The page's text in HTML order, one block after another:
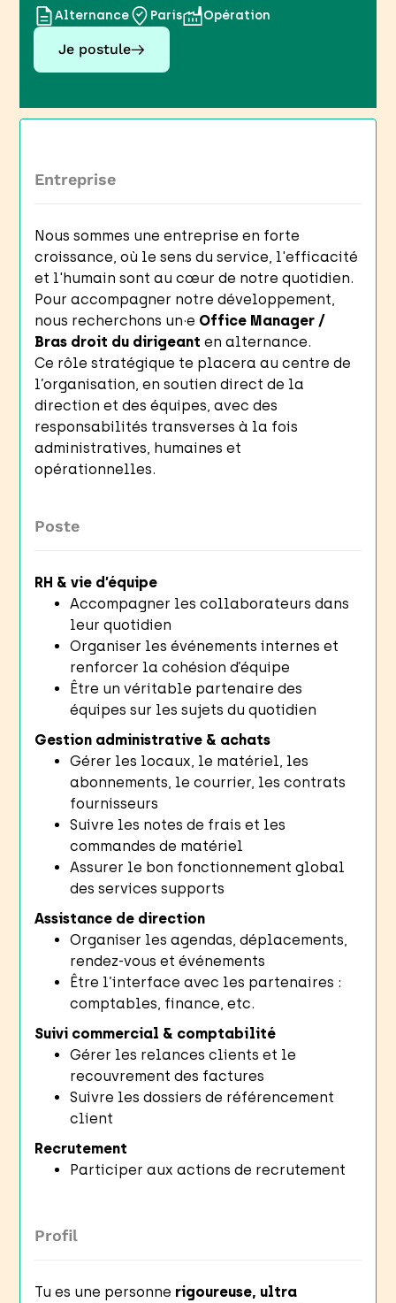
Alternance Paris Opération
Je postule
Entreprise
Nous sommes une entreprise en forte
croissance, où le sens du service, l'efficacité
et l'humain sont au cœur de notre quotidien.
Pour accompagner notre développement,
nous recherchons un·e Office Manager /
Bras droit du dirigeant en alternance.
Ce rôle stratégique te placera au centre de
l’organisation, en soutien direct de la
direction et des équipes, avec des
responsabilités transverses à la fois
administratives, humaines et
opérationnelles.
Poste
RH & vie d’équipe
Accompagner les collaborateurs dans
leur quotidien
Organiser les événements internes et
renforcer la cohésion d’équipe
Être un véritable partenaire des
équipes sur les sujets du quotidien
Gestion administrative & achats
Gérer les locaux, le matériel, les
abonnements, le courrier, les contrats
fournisseurs
Suivre les notes de frais et les
commandes de matériel
Assurer le bon fonctionnement global
des services supports
Assistance de direction
Organiser les agendas, déplacements,
rendez-vous et événements
Être l’interface avec les partenaires :
comptables, finance, etc.
Suivi commercial & comptabilité
Gérer les relances clients et le
recouvrement des factures
Suivre les dossiers de référencement
client
Recrutement
Participer aux actions de recrutement
Profil
Tu es une personne rigoureuse, ultra